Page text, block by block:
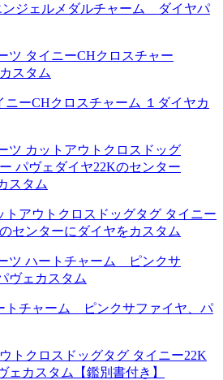
ジェルメダルチャーム ダイヤパ
ニーCHクロスチャーム １ダイヤカ
トアウトクロスドッグタグ タイニー
センターにダイヤをカスタム
トチャーム ピンクサファイヤ、パ
トクロスドッグタグ タイニー22K
ェカスタム【鑑別書付き】